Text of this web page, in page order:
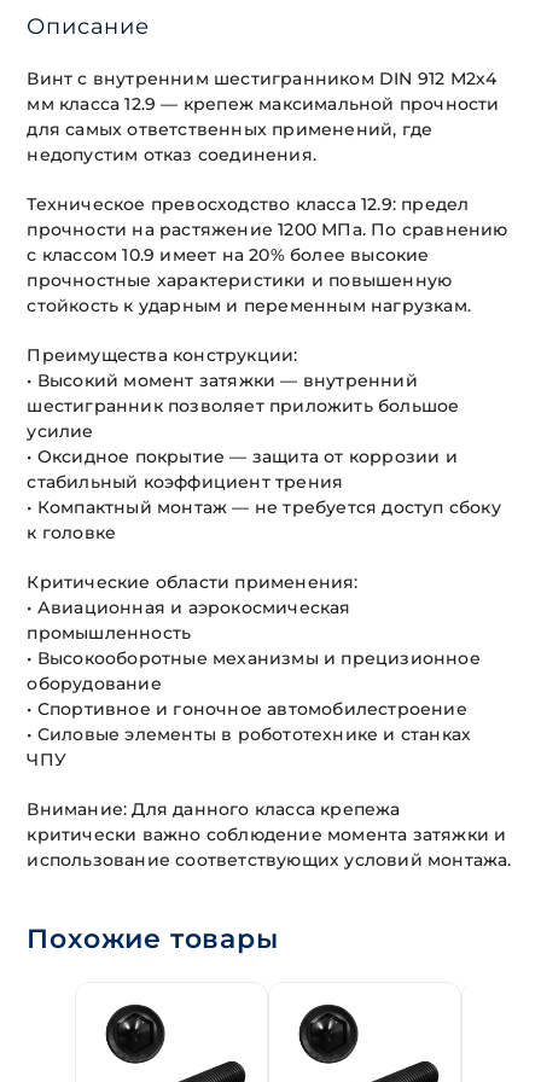
Описание
Винт с внутренним шестигранником DIN 912 М2х4
мм класса 12.9 — крепеж максимальной прочности
для самых ответственных применений, где
недопустим отказ соединения.
Техническое превосходство класса 12.9: предел
прочности на растяжение 1200 МПа. По сравнению
с классом 10.9 имеет на 20% более высокие
прочностные характеристики и повышенную
стойкость к ударным и переменным нагрузкам.
Преимущества конструкции:
• Высокий момент затяжки — внутренний
шестигранник позволяет приложить большое
усилие
• Оксидное покрытие — защита от коррозии и
стабильный коэффициент трения
• Компактный монтаж — не требуется доступ сбоку
к головке
Критические области применения:
• Авиационная и аэрокосмическая
промышленность
• Высокооборотные механизмы и прецизионное
оборудование
• Спортивное и гоночное автомобилестроение
• Силовые элементы в робототехнике и станках
ЧПУ
Внимание: Для данного класса крепежа
критически важно соблюдение момента затяжки и
использование соответствующих условий монтажа.
Похожие товары